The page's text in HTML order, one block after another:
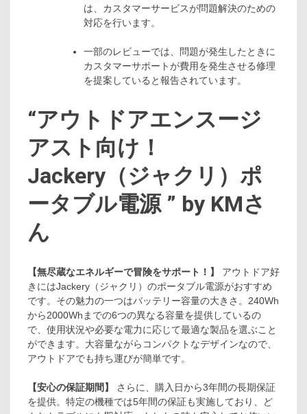
は、カスタマーサービスが問題解決のための
対応を行います。
一部のレビューでは、問題が発生したときに
カスタマーサポートが費用を発生させる修理
を提案していると報告されています。
“アウトドアエンスージ
アスト向け！
Jackery（ジャクリ）ポ
ータブル電源 ” by KMさ
ん
【無尽蔵なエネルギーで冒険をサポート！】
アウトドア好
きにはJackery（ジャクリ）のポータブル電源がおすすめ
です。その魅力の一つはバッテリー容量の大きさ。240Wh
から2000Whまでの6つの異なる容量を提供しているの
で、使用状況や必要な電力に応じて最適な製品を選ぶこと
ができます。大容量ながらコンパクトなデザインなので、
アウトドアでも持ち運びが簡単です。
【安心の保証期間】
さらに、購入日から3年間の長期保証
を提供。特定の機種では5年間の保証も実施しており、ど